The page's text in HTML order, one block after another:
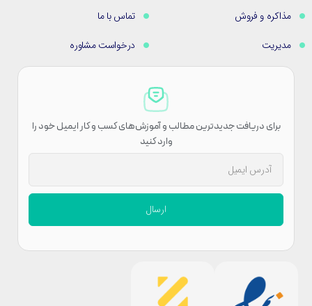
مذاکره و فروش
مدیریت
تماس با ما
درخواست مشاوره
برای دریافت جدیدترین مطالب و آموزش‌های کسب و کار ایمیل خود را
وارد کنید
ارسال